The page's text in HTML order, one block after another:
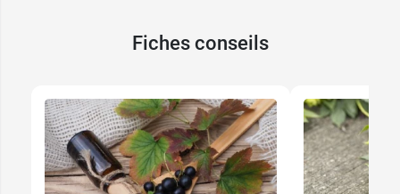
Fiches conseils